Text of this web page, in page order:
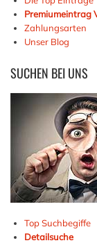
Premiumeintrag
Zahlungsarten
Unser Blog
SUCHEN BEI UNS
Top Suchbegiffe
Detailsuche